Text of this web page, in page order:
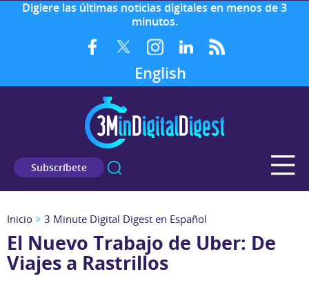
Digiere las últimas noticias digitales en menos de 3
minutos.
English
Subscríbete
Inicio > 3 Minute Digital Digest en Español
El Nuevo Trabajo de Uber: De
Viajes a Rastrillos